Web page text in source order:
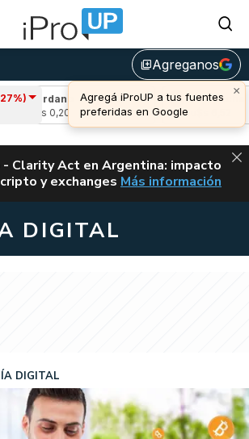
library_addAgreganos
×
Agregá iProUP a tus fuentes
preferidas en Google
Cardano (-0,74%)
u$s 0,20
Avalanche
u$s 6,52
ALERTA
Clarity Act en Argentina: impacto
y exchanges CLARITY ACT EN
Más información
DIGITAL
DIGITAL